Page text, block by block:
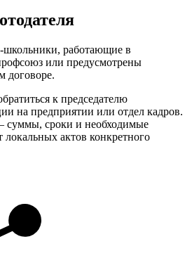
школьники, работающие в
или предусмотрены
договоре.
к председателю
на предприятии или отдел кадров.
суммы, сроки и необходимые
актов конкретного